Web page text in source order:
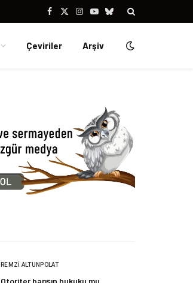
Facebook
X
Instagram
YouTubeBluesky
Çeviriler Arşiv
REMZI ALTUNPOLAT
Otoriter barışın hukuku mu,